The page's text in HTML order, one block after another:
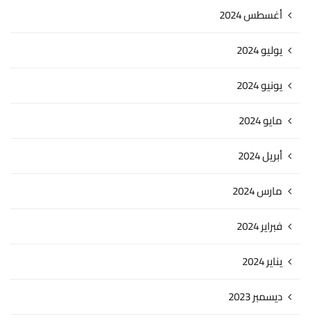
أغسطس 2024
يوليو 2024
يونيو 2024
مايو 2024
أبريل 2024
مارس 2024
فبراير 2024
يناير 2024
ديسمبر 2023